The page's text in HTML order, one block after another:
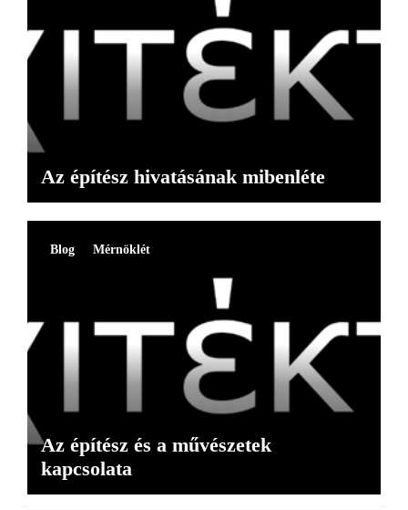
Az építész hivatásának mibenléte
Blog Mérnöklét
Az építész és a művészetek
kapcsolata